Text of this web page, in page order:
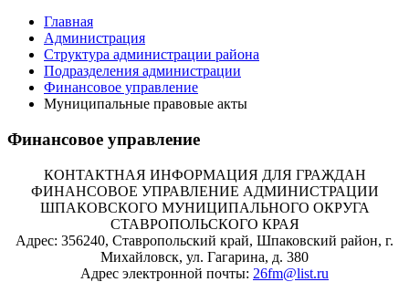
Главная
Администрация
Структура администрации района
Подразделения администрации
Финансовое управление
Муниципальные правовые акты
Финансовое управление
КОНТАКТНАЯ ИНФОРМАЦИЯ ДЛЯ ГРАЖДАН
ФИНАНСОВОЕ УПРАВЛЕНИЕ АДМИНИСТРАЦИИ
ШПАКОВСКОГО МУНИЦИПАЛЬНОГО ОКРУГА
СТАВРОПОЛЬСКОГО КРАЯ
Адрес: 356240, Ставропольский край, Шпаковский район, г.
Михайловск, ул. Гагарина, д. 380
Адрес электронной почты: 26fm@list.ru